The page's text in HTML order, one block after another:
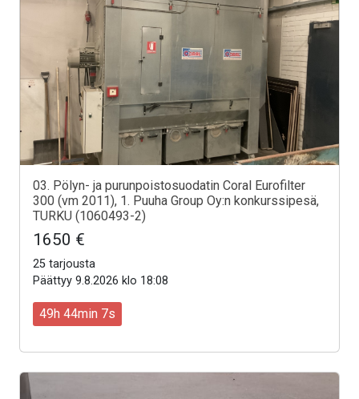
03. Pölyn- ja purunpoistosuodatin Coral Eurofilter
300 (vm 2011), 1. Puuha Group Oy:n konkurssipesä,
TURKU (1060493-2)
1650 €
25 tarjousta
Päättyy 9.8.2026 klo 18:08
49h 44min 5s